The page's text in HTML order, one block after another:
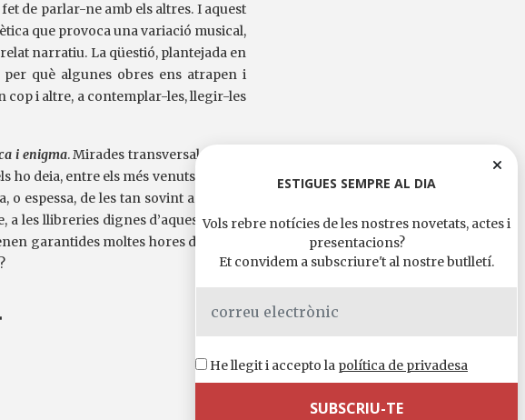
de parlar-ne amb els altres. I aquest
que provoca una variació musical,
narratiu. La qüestió, plantejada en
què algunes obres ens atrapen i
cop i altre, a contemplar-les, llegir-les
i enigma. Mirades transversals sobre
ho deia, entre els més venuts la diada
espessa, de les tan sovint artificials
a les llibreries dignes d’aquest nom i,
garantides moltes hores de plaer i
ESTIGUES SEMPRE AL DIA
Vols rebre notícies de les nostres novetats, actes i
presentacions?
Et convidem a subscriure't al nostre butlletí.
He llegit i accepto la política de privadesa